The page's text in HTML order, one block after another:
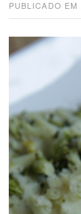
PUBLICADO EM